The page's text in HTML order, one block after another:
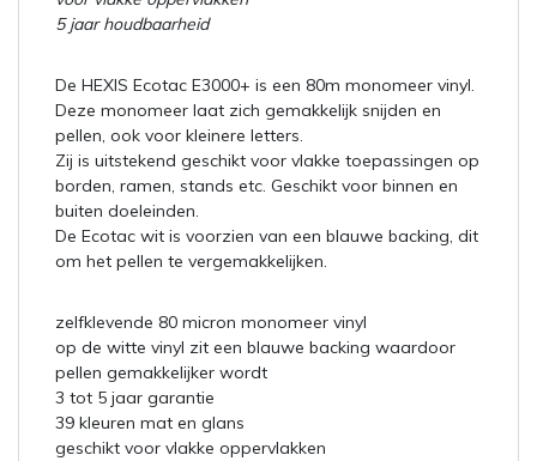
5 jaar houdbaarheid
De HEXIS Ecotac E3000+ is een 80m monomeer vinyl.
Deze monomeer laat zich gemakkelijk snijden en
pellen, ook voor kleinere letters.
Zij is uitstekend geschikt voor vlakke toepassingen op
borden, ramen, stands etc. Geschikt voor binnen en
buiten doeleinden.
De Ecotac wit is voorzien van een blauwe backing, dit
om het pellen te vergemakkelijken.
zelfklevende 80 micron monomeer vinyl
op de witte vinyl zit een blauwe backing waardoor
pellen gemakkelijker wordt
3 tot 5 jaar garantie
39 kleuren mat en glans
geschikt voor vlakke oppervlakken